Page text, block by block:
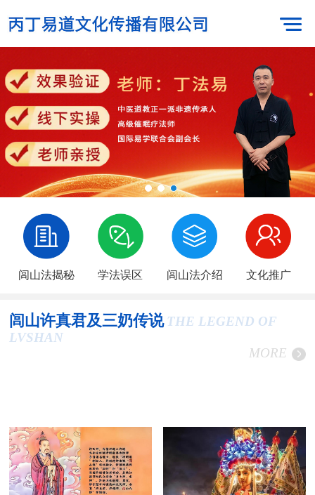
闾山法揭秘 学法误区 闾山法介绍 文化推广
闾山许真君及三奶传说 THE LEGEND OF
LVSHAN
MORE